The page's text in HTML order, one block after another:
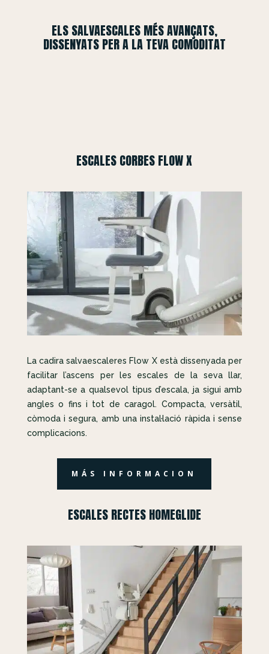
ELS SALVAESCALES MÉS AVANÇATS,
DISSENYATS PER A LA TEVA COMODITAT
ESCALES CORBES FLOW X
La cadira salvaescaleres Flow X està dissenyada per
facilitar l’ascens per les escales de la seva llar,
adaptant-se a qualsevol tipus d’escala, ja sigui amb
angles o fins i tot de caragol. Compacta, versàtil,
còmoda i segura, amb una instal·lació ràpida i sense
complicacions.
MÁS INFORMACION
ESCALES RECTES HOMEGLIDE